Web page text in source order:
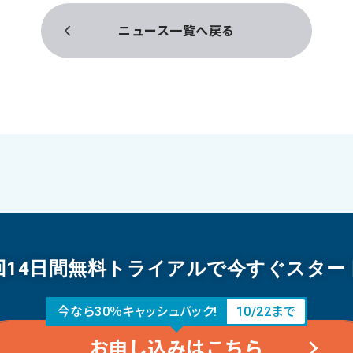
ニュース一覧へ戻る
14日間無料トライアルで今すぐスター
今なら30％キャッシュバック! 10/22まで